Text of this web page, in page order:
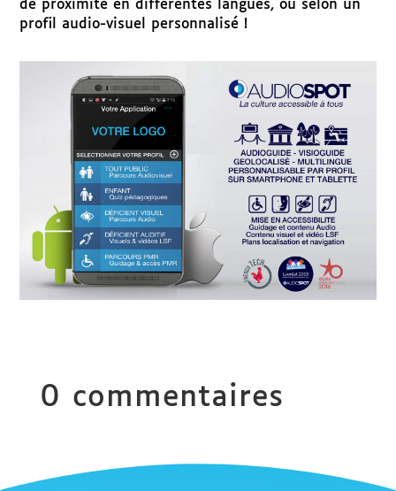
de proximité en différentes langues, ou selon un
profil audio-visuel personnalisé !
0 commentaires